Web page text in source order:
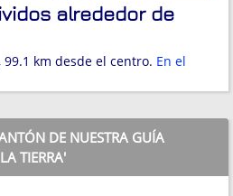
alrededor de
km desde el centro. En el
DE NUESTRA GUÍA
TIERRA'